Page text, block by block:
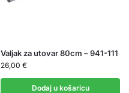
Valjak za utovar 80cm – 941-111
26,00 €
Dodaj u košaricu